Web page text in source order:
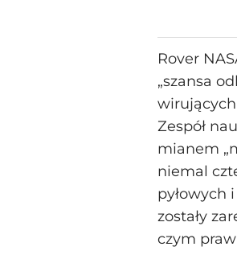
Rover
„szansa
Zespół
mianem
niemal
pyłowych
zostały
czym